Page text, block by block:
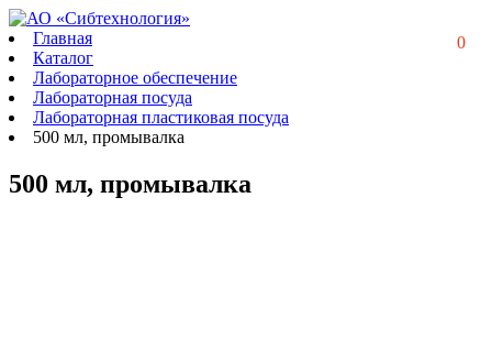
0
Главная
Каталог
Лабораторное обеспечение
Лабораторная посуда
Лабораторная пластиковая посуда
500 мл, промывалка
500 мл, промывалка